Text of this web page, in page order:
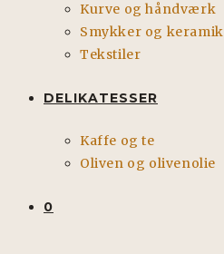
Kurve og håndværk
Smykker og keramik
Tekstiler
DELIKATESSER
Kaffe og te
Oliven og olivenolie
0